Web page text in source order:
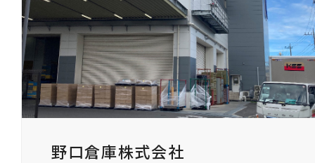
野口倉庫株式会社